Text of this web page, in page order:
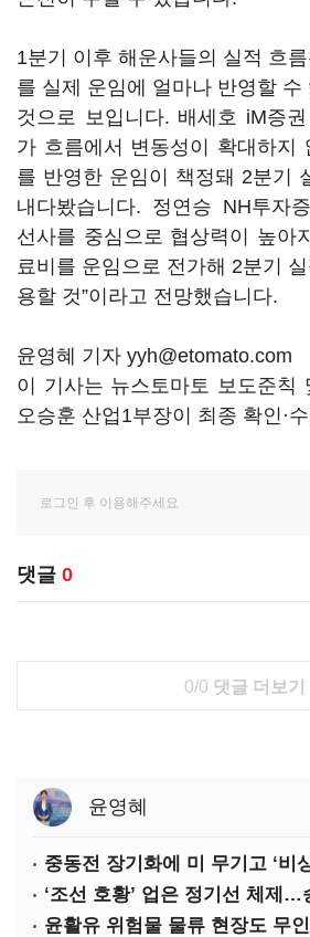
1분기 이후 해운사들의 실적 흐
를 실제 운임에 얼마나 반영할 수
것으로 보입니다. 배세호 iM증
가 흐름에서 변동성이 확대하지
를 반영한 운임이 책정돼 2분기
내다봤습니다. 정연승 NH투자
선사를 중심으로 협상력이 높아
료비를 운임으로 전가해 2분기
용할 것”이라고 전망했습니다.
윤영혜 기자 yyh@etomato.com
이 기사는 뉴스토마토 보도준칙
오승훈 산업1부장이 최종 확인·
댓글 0
0/0 댓글 더보기
윤영혜
중동전 장기화에 미 무기고 ‘비